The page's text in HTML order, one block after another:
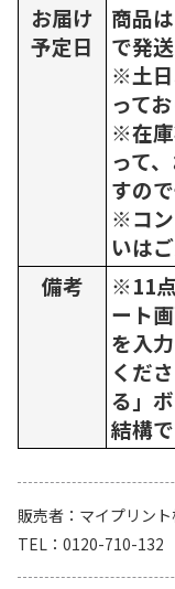
お届け
予定日
商品
で発
※土日
ってお
※在庫
って
すの
※コン
いは
備考
※11
ート
を入
くだ
る」
結構で
販売者
マイプリン
TEL
0120-710-132